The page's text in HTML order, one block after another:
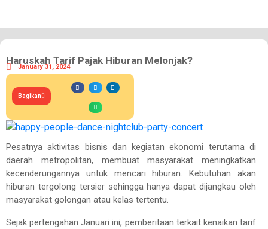
Haruskah Tarif Pajak Hiburan Melonjak?
January 31, 2024
Bagikan
Pesatnya aktivitas bisnis dan kegiatan ekonomi terutama di
daerah metropolitan, membuat masyarakat meningkatkan
kecenderungannya untuk mencari hiburan. Kebutuhan akan
hiburan tergolong tersier sehingga hanya dapat dijangkau oleh
masyarakat golongan atau kelas tertentu.
Sejak pertengahan Januari ini, pemberitaan terkait kenaikan tarif